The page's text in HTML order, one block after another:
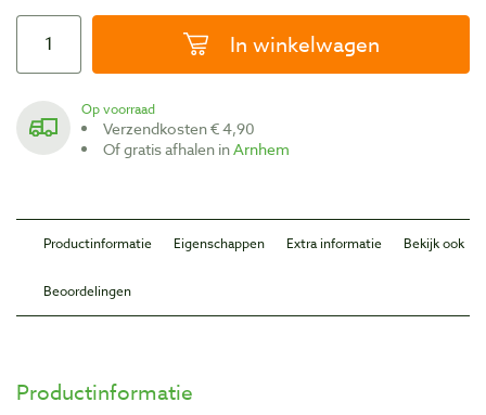
In winkelwagen
Op voorraad
Verzendkosten € 4,90
Of gratis afhalen inArnhem
Productinformatie Eigenschappen Extra informatie Bekijk ook
Beoordelingen
Productinformatie